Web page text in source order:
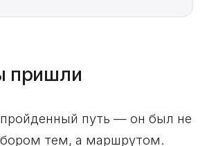
пришли
путь — он был не
тем, а маршрутом.